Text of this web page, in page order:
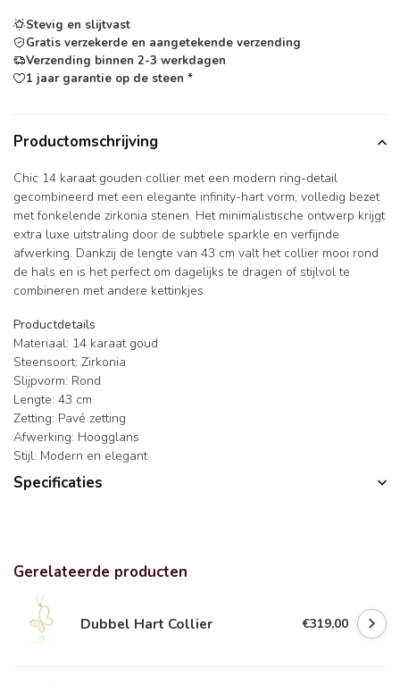
Stevig en slijtvast
Gratis verzekerde en aangetekende verzending
Verzending binnen 2-3 werkdagen
1 jaar garantie op de steen *
Productomschrijving
Chic 14 karaat gouden collier met een modern ring-detail
gecombineerd met een elegante infinity-hart vorm, volledig bezet
met fonkelende zirkonia stenen. Het minimalistische ontwerp krijgt
extra luxe uitstraling door de subtiele sparkle en verfijnde
afwerking. Dankzij de lengte van 43 cm valt het collier mooi rond
de hals en is het perfect om dagelijks te dragen of stijlvol te
combineren met andere kettinkjes.
Productdetails
Materiaal: 14 karaat goud
Steensoort: Zirkonia
Slijpvorm: Rond
Lengte: 43 cm
Zetting: Pavé zetting
Afwerking: Hoogglans
Stijl: Modern en elegant
Specificaties
Gerelateerde producten
Dubbel Hart Collier €319,00